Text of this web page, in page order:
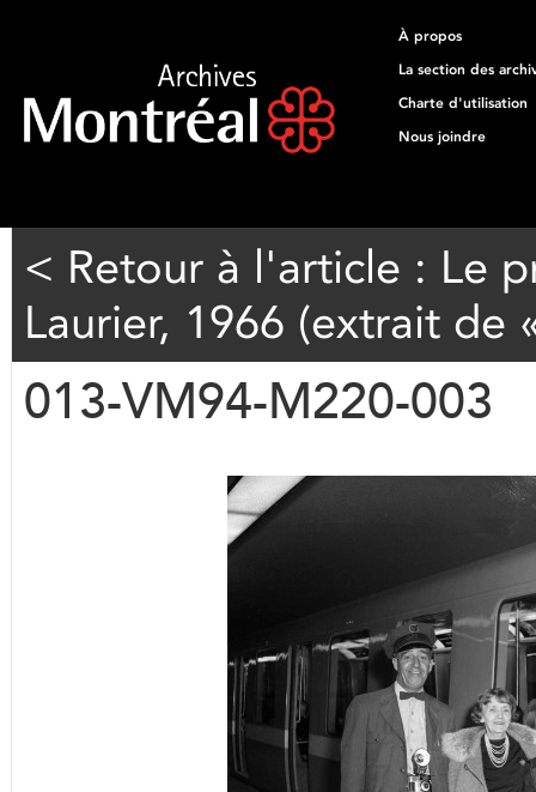
À propos
La section des
Charte d'utilisation
Nous joindre
< Retour à l'article : Le
Laurier, 1966 (extrait de
013-VM94-M220-003